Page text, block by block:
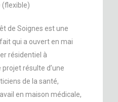
(flexible)
de Soignes est une
qui a ouvert en mai
résidentiel à
résulte d’une
de la santé,
en maison médicale,